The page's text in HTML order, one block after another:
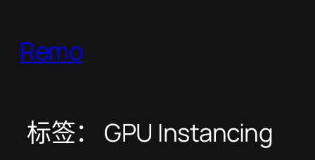
Remo
标签： GPU Instancing